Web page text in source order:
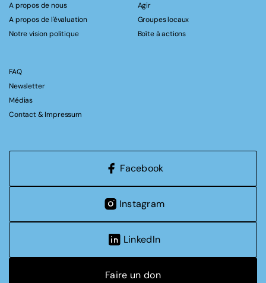
A propos de nous
A propos de l'évaluation
Notre vision politique
Agir
Groupes locaux
Boîte à actions
FAQ
Newsletter
Médias
Contact & Impressum
Facebook
Instagram
LinkedIn
Faire un don